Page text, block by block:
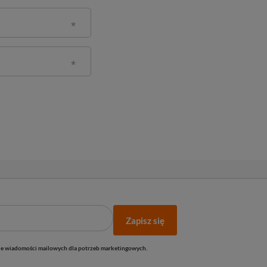
Zapisz się
wiadomości mailowych dla potrzeb marketingowych.